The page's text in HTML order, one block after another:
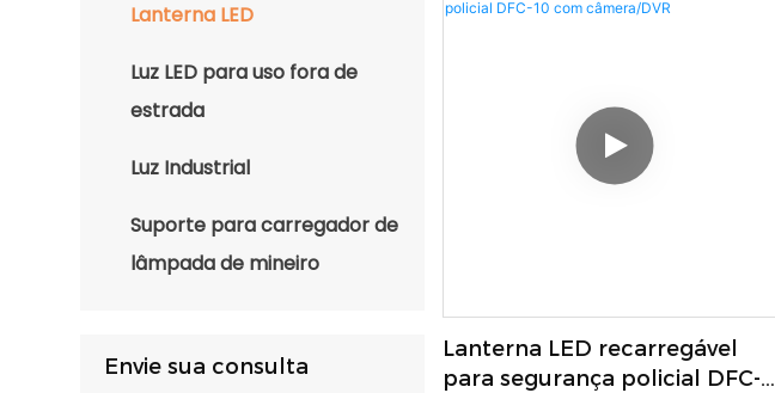
Lanterna LED
Luz LED para uso fora de
estrada
Luz Industrial
Suporte para carregador de
lâmpada de mineiro
Envie sua consulta
Lanterna LED recarregável
para segurança policial DFC-10